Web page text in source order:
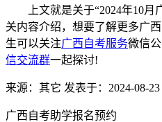
上文就是关于“2024年10月
关内容介绍，想要了解更多广
生可以关注广西自考服务微信
信交流群一起探讨!
来源：其它 发表于：2024-08-23
广西自考助学报名预约